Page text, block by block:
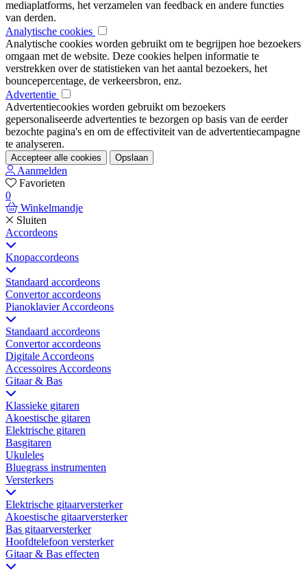
mediaplatforms, het verzamelen van feedback en andere functies
van derden.
Analytische cookies
Analytische cookies worden gebruikt om te begrijpen hoe bezoekers
omgaan met de website. Deze cookies helpen informatie te
verstrekken over de statistieken van het aantal bezoekers, het
bouncepercentage, de verkeersbron, enz.
Advertentie
Advertentiecookies worden gebruikt om bezoekers
gepersonaliseerde advertenties te bezorgen op basis van de eerder
bezochte pagina's en om de effectiviteit van de advertentiecampagne
te analyseren.
Accepteer alle cookies Opslaan
Aanmelden
Favorieten
0
Winkelmandje
Sluiten
Accordeons
Knopaccordeons
Standaard accordeons
Convertor accordeons
Pianoklavier Accordeons
Standaard accordeons
Convertor accordeons
Digitale Accordeons
Accessoires Accordeons
Gitaar & Bas
Klassieke gitaren
Akoestische gitaren
Elektrische gitaren
Basgitaren
Ukuleles
Bluegrass instrumenten
Versterkers
Elektrische gitaarversterker
Akoestische gitaarversterker
Bas gitaarversterker
Hoofdtelefoon versterker
Gitaar & Bas effecten